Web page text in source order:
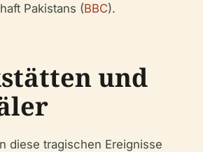
Pakistans (BBC).
und
diese tragischen Ereignisse